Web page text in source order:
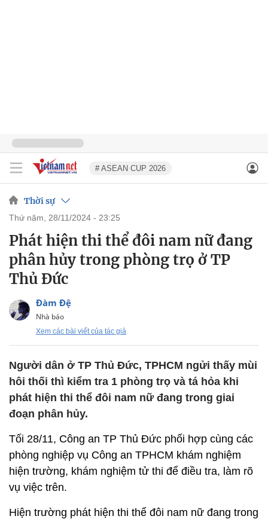
# ASEAN CUP 2026
Thời sự
thứ năm, 28/11/2024 - 23:25
Phát hiện thi thể đôi nam nữ đang
phân hủy trong phòng trọ ở TP
Thủ Đức
Đàm Đệ
Nhà báo
Xem các bài viết của tác giả
Người dân ở TP Thủ Đức, TPHCM ngửi thấy mùi
hôi thối thì kiểm tra 1 phòng trọ và tá hỏa khi
phát hiện thi thể đôi nam nữ đang trong giai
đoạn phân hủy.
Tối 28/11, Công an TP Thủ Đức phối hợp cùng các
phòng nghiệp vụ Công an TPHCM khám nghiệm
hiện trường, khám nghiệm tử thi để điều tra, làm rõ
vụ việc trên.
Hiện trường phát hiện thi thể đôi nam nữ đang trong